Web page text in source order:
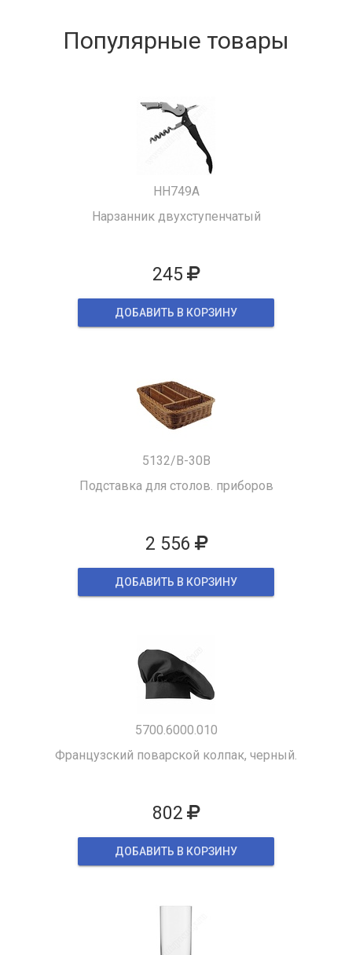
Популярные товары
HH749A
Нарзанник двухступенчатый
245
ДОБАВИТЬ В КОРЗИНУ
5132/B-30B
Подставка для столов. приборов
2 556
ДОБАВИТЬ В КОРЗИНУ
5700.6000.010
Французский поварской колпак, черный.
802
ДОБАВИТЬ В КОРЗИНУ